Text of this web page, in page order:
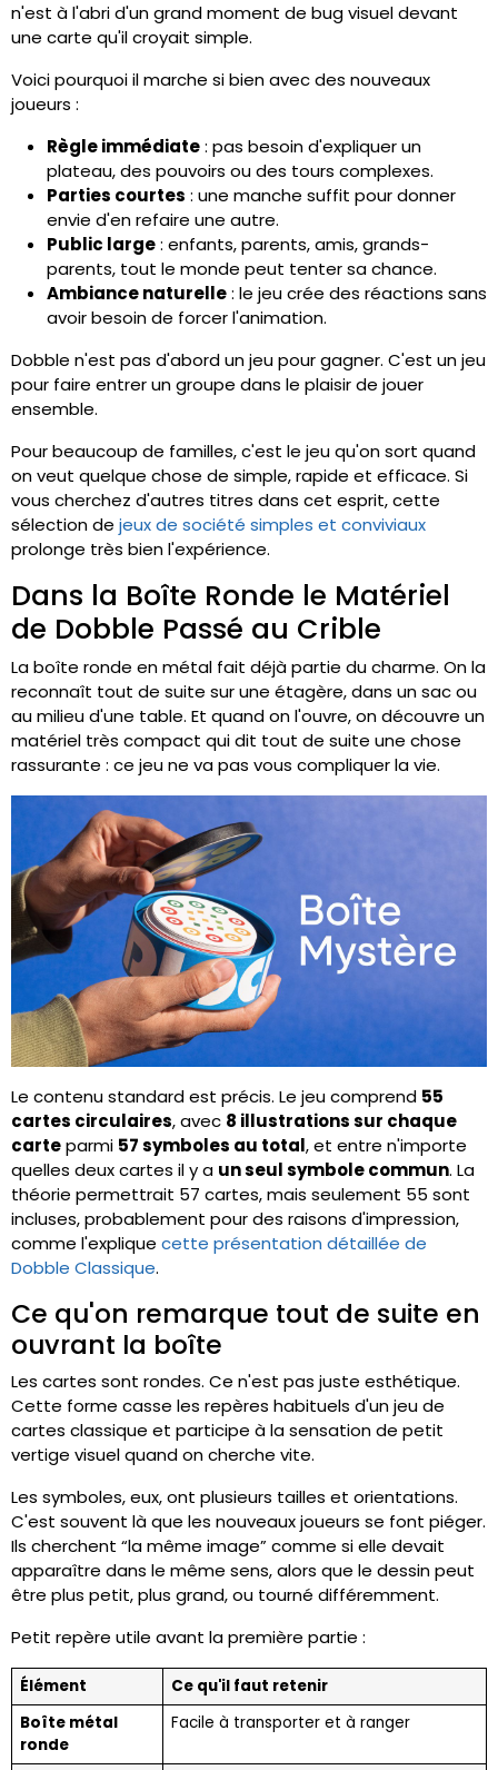
n'est à l'abri d'un grand moment de bug visuel devant
une carte qu'il croyait simple.
Voici pourquoi il marche si bien avec des nouveaux
joueurs :
Règle immédiate: pas besoin d'expliquer un
plateau, des pouvoirs ou des tours complexes.
Parties courtes : une manche suffit pour donner
envie d'en refaire une autre.
Public large: enfants, parents, amis, grands-
parents, tout le monde peut tenter sa chance.
Ambiance naturelle: le jeu crée des réactions sans
avoir besoin de forcer l'animation.
Dobble n'est pas d'abord un jeu pour gagner. C'est un jeu
pour faire entrer un groupe dans le plaisir de jouer
ensemble.
Pour beaucoup de familles, c'est le jeu qu'on sort quand
on veut quelque chose de simple, rapide et efficace. Si
vous cherchez d'autres titres dans cet esprit, cette
sélection de jeux de société simples et conviviaux
prolonge très bien l'expérience.
Dans la Boîte Ronde le Matériel
de Dobble Passé au Crible
La boîte ronde en métal fait déjà partie du charme. On la
reconnaît tout de suite sur une étagère, dans un sac ou
au milieu d'une table. Et quand on l'ouvre, on découvre un
matériel très compact qui dit tout de suite une chose
rassurante : ce jeu ne va pas vous compliquer la vie.
Le contenu standard est précis. Le jeu comprend 55
cartes circulaires, avec 8 illustrations sur chaque
carteparmi 57 symboles au total, et entre n'importe
quelles deux cartes il y a un seul symbole commun. La
théorie permettrait 57 cartes, mais seulement 55 sont
incluses, probablement pour des raisons d'impression,
comme l'explique cette présentation détaillée de
Dobble Classique.
Ce qu'on remarque tout de suite en
ouvrant la boîte
Les cartes sont rondes. Ce n'est pas juste esthétique.
Cette forme casse les repères habituels d'un jeu de
cartes classique et participe à la sensation de petit
vertige visuel quand on cherche vite.
Les symboles, eux, ont plusieurs tailles et orientations.
C'est souvent là que les nouveaux joueurs se font piéger.
Ils cherchent “la même image” comme si elle devait
apparaître dans le même sens, alors que le dessin peut
être plus petit, plus grand, ou tourné différemment.
Petit repère utile avant la première partie :
Élément
Ce qu'il faut retenir
Boîte métal
ronde
Facile à transporter et à ranger